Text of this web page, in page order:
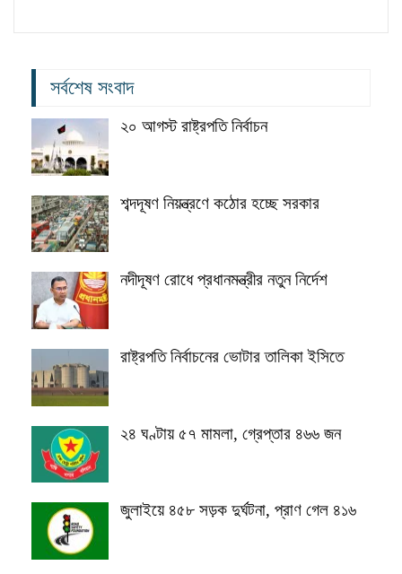
সর্বশেষ সংবাদ
২০ আগস্ট রাষ্ট্রপতি নির্বাচন
শব্দদূষণ নিয়ন্ত্রণে কঠোর হচ্ছে সরকার
নদীদূষণ রোধে প্রধানমন্ত্রীর নতুন নির্দেশ
রাষ্ট্রপতি নির্বাচনের ভোটার তালিকা ইসিতে
২৪ ঘণ্টায় ৫৭ মামলা, গ্রেপ্তার ৪৬৬ জন
জুলাইয়ে ৪৫৮ সড়ক দুর্ঘটনা, প্রাণ গেল ৪১৬